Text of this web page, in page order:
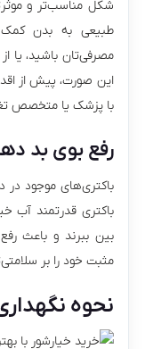
شکل مناسب‌تر و
طبیعی به بدن کمک
مصرفی‌تان باشید، یا
این صورت، پیش از
با پزشک یا متخصص
رفع بوی بد
باکتری‌های موجود
باکتری قدرتمند آب
بین ببرند و باعث
مثبت خود را بر
نحوه